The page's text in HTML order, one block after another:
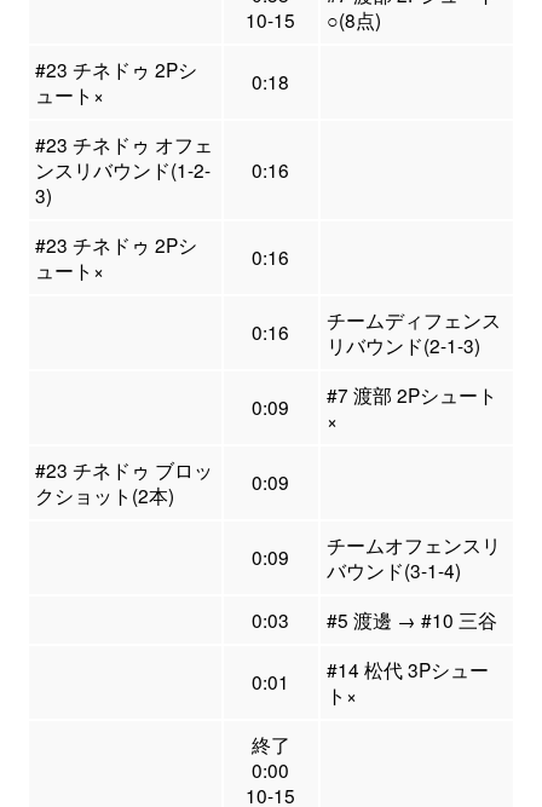
10-15
○(8点)
#23 チネドゥ 2Pシ
ュート×
0:18
#23 チネドゥ オフェ
ンスリバウンド(1-2-
3)
0:16
#23 チネドゥ 2Pシ
ュート×
0:16
0:16
チームディフェンス
リバウンド(2-1-3)
0:09
#7 渡部 2Pシュート
×
#23 チネドゥ ブロッ
クショット(2本)
0:09
0:09
チームオフェンスリ
バウンド(3-1-4)
0:03
#5 渡邊 → #10 三谷
0:01
#14 松代 3Pシュー
ト×
終了
0:00
10-15